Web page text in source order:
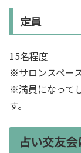
定員
15名程度
※サロンスペー
※満員になって
す。
占い交友